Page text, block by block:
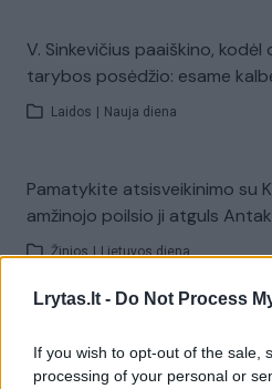
Lrytas.lt - Do Not Process
If you wish to opt-out of the sale,
processing of your personal or
V. Sinkevičius paaiškino,
tarybos posėdžio: esame
Laidos Nauja diena
Pamatykite atsisveikinimo su
amžinojo poilsio ji atguls
Žinios | Lietuvos diena